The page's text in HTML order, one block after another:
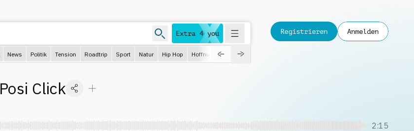
Extra 4 you
News Politik Tension Roadtrip Sport Natur Hip Hop Hoffnungsvoll Dokumentation
Registrieren Anmelden
Posi Click
2:15